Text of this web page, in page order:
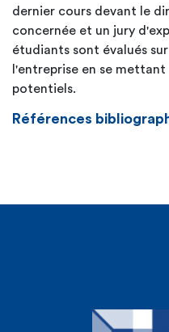
dernier cours devant le
concernée et un jury
étudiants sont évalués
l'entreprise en se
potentiels.
Références